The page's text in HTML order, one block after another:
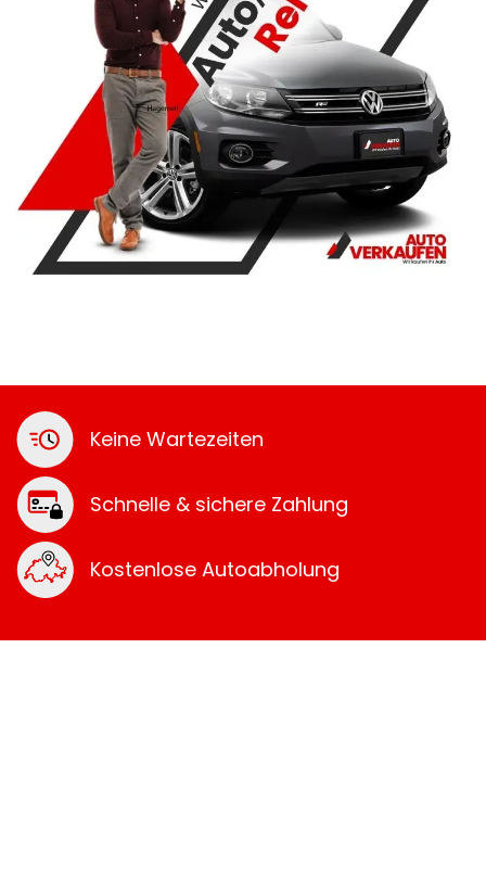
Keine Wartezeiten
Schnelle & sichere Zahlung
Kostenlose Autoabholung